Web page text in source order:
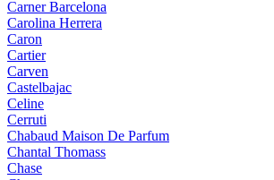
Carner Barcelona
Carolina Herrera
Caron
Cartier
Carven
Castelbajac
Celine
Cerruti
Chabaud Maison De Parfum
Chantal Thomass
Chase